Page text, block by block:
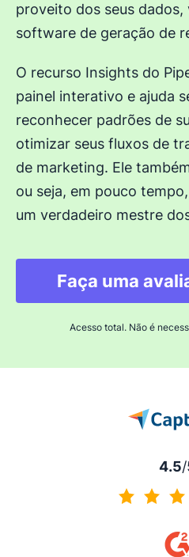
proveito dos seus dados,
software de geração de
O recurso Insights do
painel interativo e ajuda
reconhecer padrões de
otimizar seus fluxos de
de marketing. Ele
ou seja, em pouco
um verdadeiro mestre
Faça uma
Acesso total. Não é
4.5